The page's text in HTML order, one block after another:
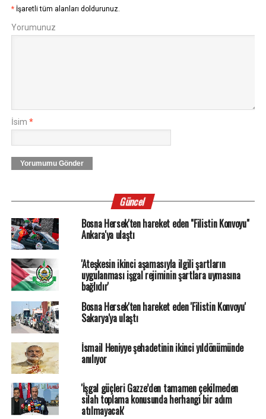
* İşaretli tüm alanları doldurunuz.
Yorumunuz
İsim *
Yorumumu Gönder
Güncel
Bosna Hersek'ten hareket eden "Filistin Konvoyu"
Ankara'ya ulaştı
'Ateşkesin ikinci aşamasıyla ilgili şartların
uygulanması işgal rejiminin şartlara uymasına
bağlıdır'
Bosna Hersek'ten hareket eden 'Filistin Konvoyu'
Sakarya'ya ulaştı
İsmail Heniyye şehadetinin ikinci yıldönümünde
anılıyor
'İşgal güçleri Gazze’den tamamen çekilmeden
silah toplama konusunda herhangi bir adım
atılmayacak'